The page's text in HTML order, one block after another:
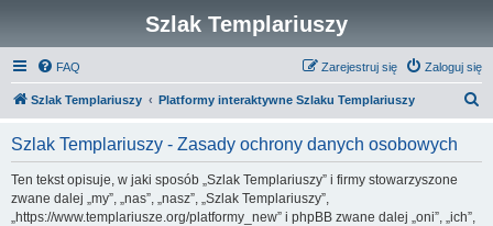
Szlak Templariuszy
FAQ Zaloguj się
Zarejestruj się
Szlak Templariuszy Platformy interaktywne Szlaku Templariuszy
Szlak Templariuszy - Zasady ochrony danych osobowych
Ten tekst opisuje, w jaki sposób „Szlak Templariuszy” i firmy stowarzyszone
zwane dalej „my”, „nas”, „nasz”, „Szlak Templariuszy”,
„https://www.templariusze.org/platformy_new” i phpBB zwane dalej „oni”, „ich”,